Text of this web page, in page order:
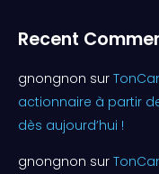
Recent
gnongnon sur
actionnaire à partir
dès aujourd’hui !
gnongnon sur